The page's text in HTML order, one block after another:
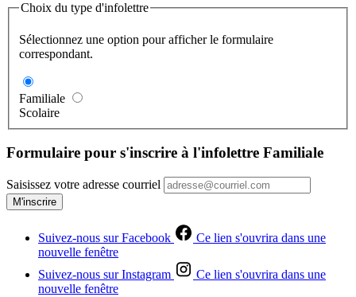
Choix du type d'infolettre
Sélectionnez une option pour afficher le formulaire
correspondant.
Familiale
Scolaire
Formulaire pour s'inscrire à l'infolettre Familiale
Saisissez votre adresse courriel
M'inscrire
Suivez-nous sur Facebook
Ce lien s'ouvrira dans une
nouvelle fenêtre
Suivez-nous sur Instagram
Ce lien s'ouvrira dans une
nouvelle fenêtre